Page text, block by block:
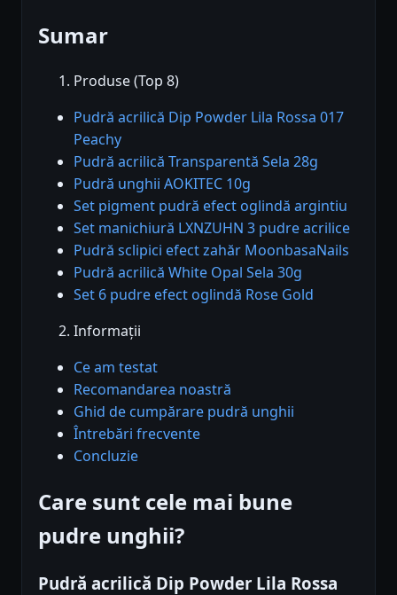
Sumar
Produse (Top 8)
Pudră acrilică Dip Powder Lila Rossa 017
Peachy
Pudră acrilică Transparentă Sela 28g
Pudră unghii AOKITEC 10g
Set pigment pudră efect oglindă argintiu
Set manichiură LXNZUHN 3 pudre acrilice
Pudră sclipici efect zahăr MoonbasaNails
Pudră acrilică White Opal Sela 30g
Set 6 pudre efect oglindă Rose Gold
Informații
Ce am testat
Recomandarea noastră
Ghid de cumpărare pudră unghii
Întrebări frecvente
Concluzie
Care sunt cele mai bune
pudre unghii?
Pudră acrilică Dip Powder Lila Rossa